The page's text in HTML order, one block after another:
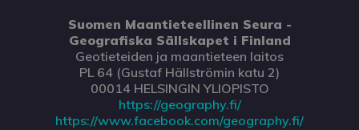
Suomen Maantieteellinen Seura -
Geografiska Sällskapet i Finland
Geotieteiden ja maantieteen laitos
PL 64 (Gustaf Hällströmin katu 2)
00014 HELSINGIN YLIOPISTO
https://geography.fi/
https://www.facebook.com/geography.fi/